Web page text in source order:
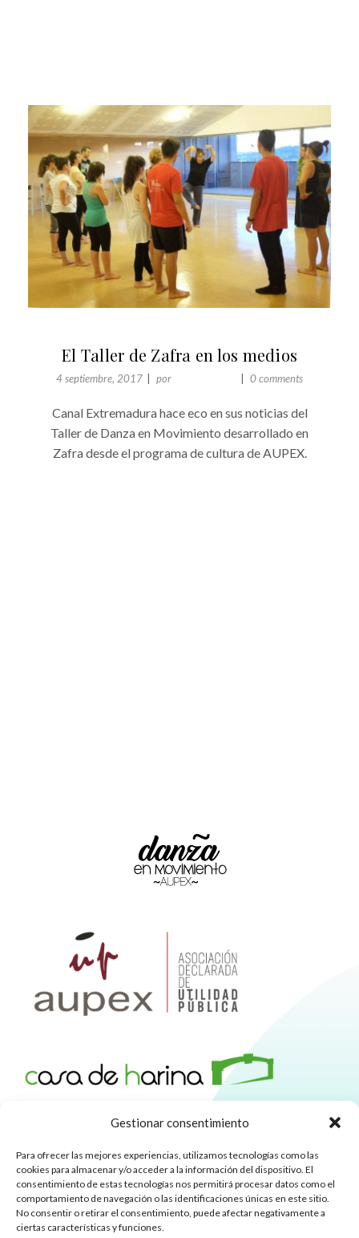
Gestionar consentimiento
Para ofrecer las mejores experiencias, utilizamos tecnologías como las
cookies para almacenar y/o acceder a la información del dispositivo. El
consentimiento de estas tecnologías nos permitirá procesar datos como el
comportamiento de navegación o las identificaciones únicas en este sitio.
No consentir o retirar el consentimiento, puede afectar negativamente a
ciertas características y funciones.
El Taller de Zafra en los medios
4 septiembre, 2017 por 0 comments
Canal Extremadura hace eco en sus noticias del
Taller de Danza en Movimiento desarrollado en
Zafra desde el programa de cultura de AUPEX.